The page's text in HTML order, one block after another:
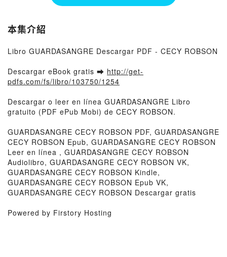
本集介紹
Libro GUARDASANGRE Descargar PDF - CECY ROBSON
Descargar eBook gratis ➡ http://get-
pdfs.com/fs/libro/103750/1254
Descargar o leer en línea GUARDASANGRE Libro
gratuito (PDF ePub Mobi) de CECY ROBSON.
GUARDASANGRE CECY ROBSON PDF, GUARDASANGRE
CECY ROBSON Epub, GUARDASANGRE CECY ROBSON
Leer en línea , GUARDASANGRE CECY ROBSON
Audiolibro, GUARDASANGRE CECY ROBSON VK,
GUARDASANGRE CECY ROBSON Kindle,
GUARDASANGRE CECY ROBSON Epub VK,
GUARDASANGRE CECY ROBSON Descargar gratis
Powered by Firstory Hosting